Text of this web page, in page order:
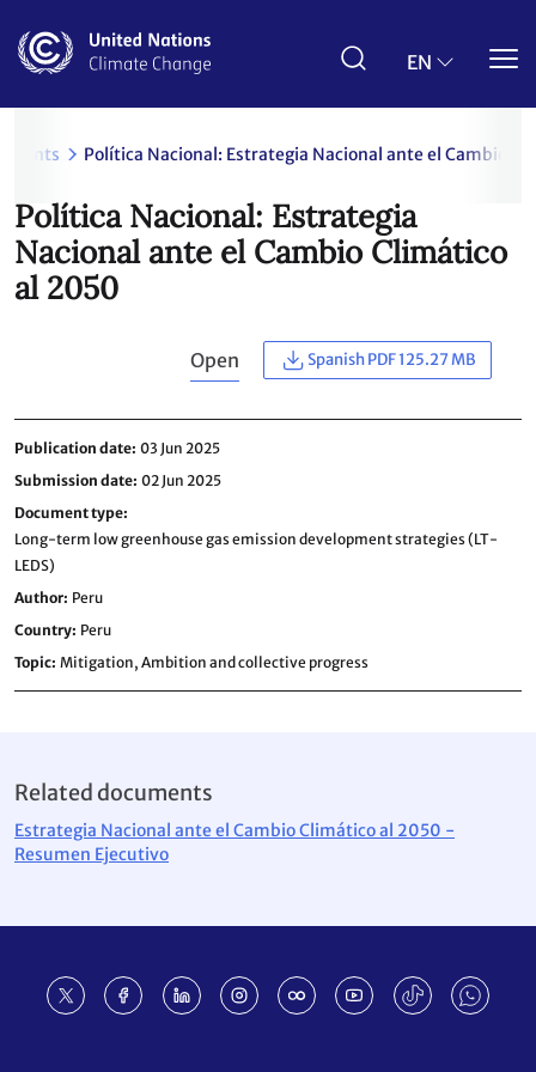
main
EN
Política Nacional: Estrategia Nacional ante el Cambio
Política Nacional: Estrategia
Nacional ante el Cambio Climático
al 2050
Open Spanish PDF 125.27 MB
Publication date 03 Jun 2025
Submission date 02 Jun 2025
Document type
Long-term low greenhouse gas emission development strategies (LT-
LEDS)
Author Peru
Country Peru
Topic Mitigation, Ambition and collective progress
Related documents
Estrategia Nacional ante el Cambio Climático al 2050 -
Resumen Ejecutivo